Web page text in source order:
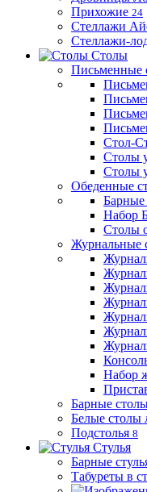
Прихожие 24
Стеллажи
Стеллажи-
Столы
Письменные
Стол-
Столы
Столы
Обеденные
Барные
Набор
Столы
Журнальные
Набор
Барные
Белые столы
Подстолья 8
Стулья
Барные
Табуреты в